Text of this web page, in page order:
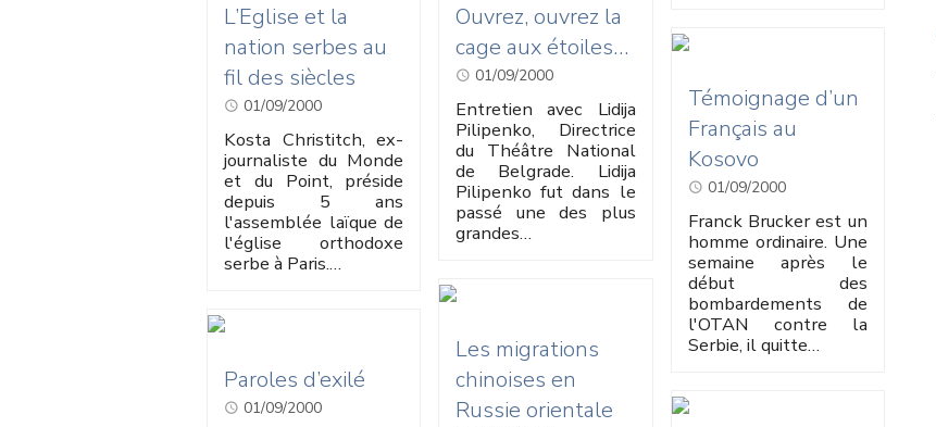
L’Eglise et la
nation serbes au
fil des siècles
01/09/2000
Kosta Christitch, ex-
journaliste du Monde
et du Point, préside
depuis 5 ans
l'assemblée laïque de
l'église orthodoxe
serbe à Paris.…
Ouvrez, ouvrez la
cage aux étoiles…
01/09/2000
Entretien avec Lidija
Pilipenko, Directrice
du Théâtre National
de Belgrade. Lidija
Pilipenko fut dans le
passé une des plus
grandes…
Témoignage d’un
Français au
Kosovo
01/09/2000
Franck Brucker est un
homme ordinaire. Une
semaine après le
début des
bombardements de
l'OTAN contre la
Serbie, il quitte…
Les migrations
chinoises en
Russie orientale
Paroles d’exilé
01/09/2000